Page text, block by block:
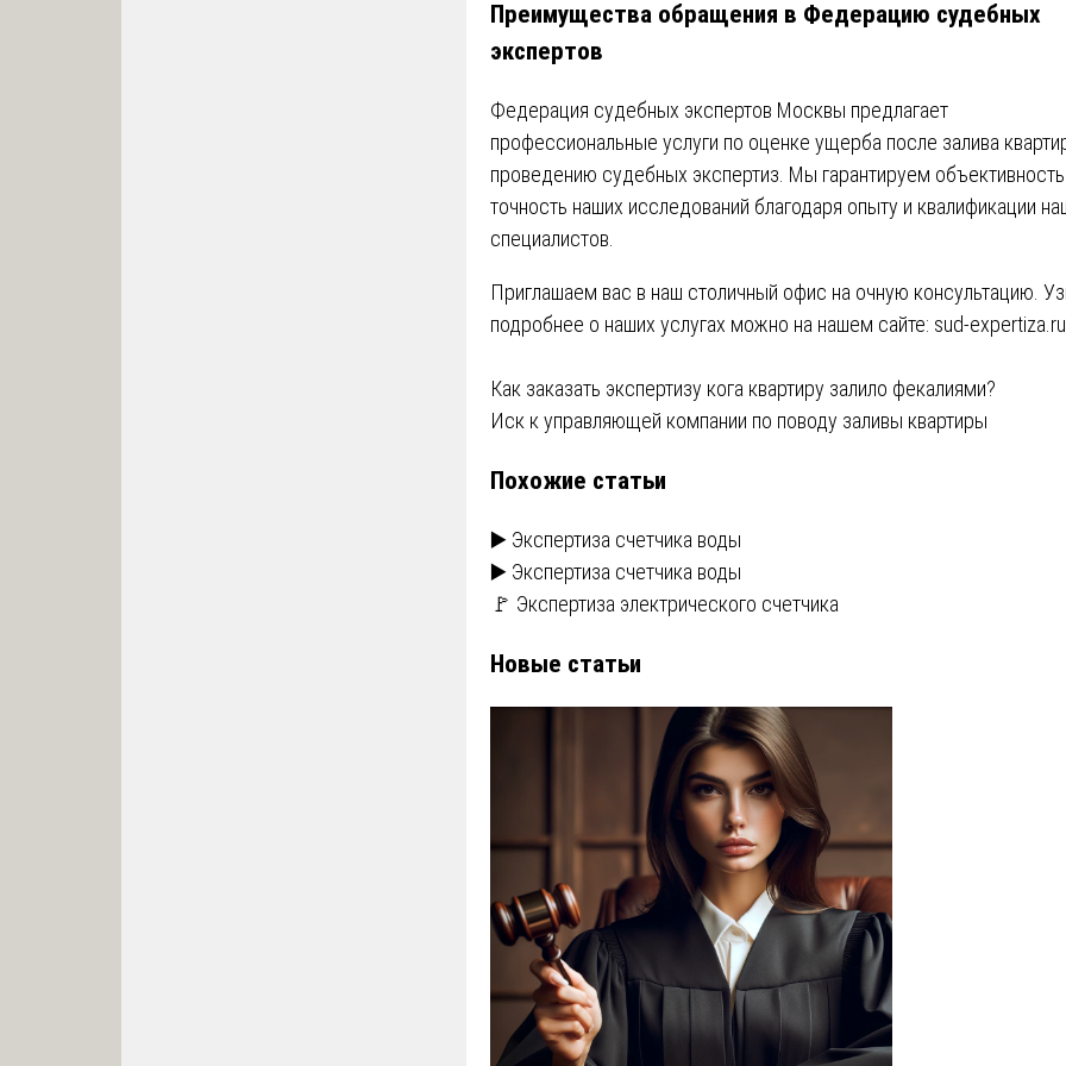
Преимущества обращения в Федерацию судебных
экспертов
Федерация судебных экспертов Москвы предлагает
профессиональные услуги по оценке ущерба после залива
проведению судебных экспертиз. Мы гарантируем
точность наших исследований благодаря опыту и квалификации
специалистов.
Приглашаем вас в наш столичный офис на очную консультацию.
подробнее о наших услугах можно на нашем сайте: sud-expertiza.ru
Навигация
записям
Как заказать экспертизу кога квартиру залило фекалиями?
Иск к управляющей компании по поводу заливы квартиры
Похожие статьи
▶️ Экспертиза счетчика воды
▶️ Экспертиза счетчика воды
🚩 Экспертиза электрического счетчика
Новые статьи